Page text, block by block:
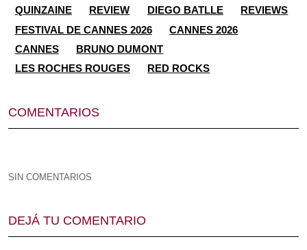
QUINZAINE
REVIEW DIEGO BATLLE
REVIEWS
FESTIVAL DE CANNES 2026
CANNES 2026
CANNES
BRUNO DUMONT
LES ROCHES ROUGES
RED ROCKS
COMENTARIOS
SIN COMENTARIOS
DEJÁ TU COMENTARIO